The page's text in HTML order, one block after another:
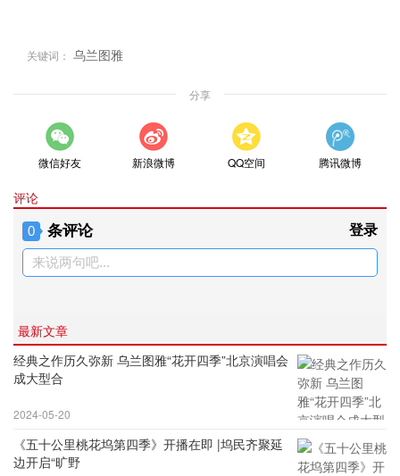
关键词： 乌兰图雅
分享
微信好友 新浪微博 QQ空间 腾讯微博
评论
0 条评论 登录
来说两句吧...
最新文章
经典之作历久弥新 乌兰图雅“花开四季”北京演唱会
成大型合
2024-05-20
《五十公里桃花坞第四季》开播在即 |坞民齐聚延
边开启“旷野